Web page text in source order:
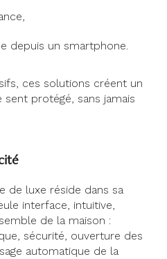
depuis un smartphone.
ces solutions créent un
sent protégé, sans jamais
de luxe réside dans sa
interface, intuitive,
de la maison :
sécurité, ouverture des
automatique de la